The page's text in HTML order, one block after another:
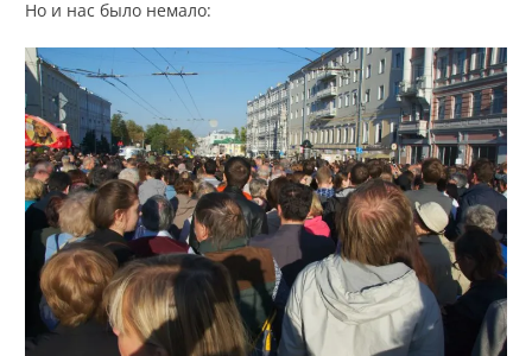
Но и нас было немало: